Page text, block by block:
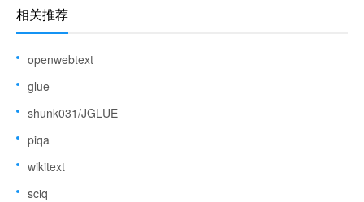
相关推荐
openwebtext
glue
shunk031/JGLUE
piqa
wikitext
sciq